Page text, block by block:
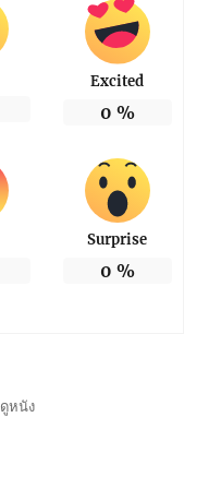
Excited
0 %
Surprise
0 %
ป้าย
ดูหนัง